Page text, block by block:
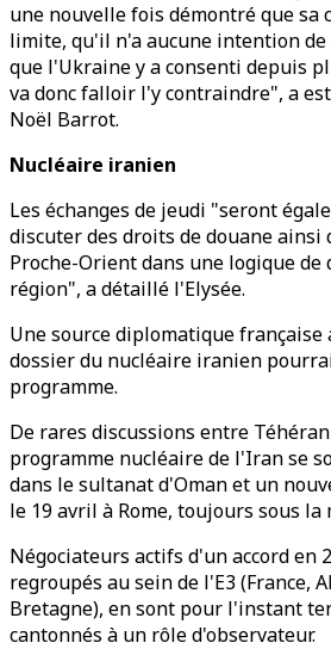
une nouvelle fois démontré que sa
limite, qu'il n'a aucune intention de
que l'Ukraine y a consenti depuis
va donc falloir l'y contraindre", a
Noël Barrot.
Nucléaire iranien
Les échanges de jeudi "seront
discuter des droits de douane
Proche-Orient dans une logique de
région", a détaillé l'Elysée.
Une source diplomatique française
dossier du nucléaire iranien
programme.
De rares discussions entre
programme nucléaire de l'Iran se
dans le sultanat d'Oman et un
le 19 avril à Rome, toujours sous la
Négociateurs actifs d'un accord en
regroupés au sein de l'E3 (France,
Bretagne), en sont pour l'instant
cantonnés à un rôle d'observateur.